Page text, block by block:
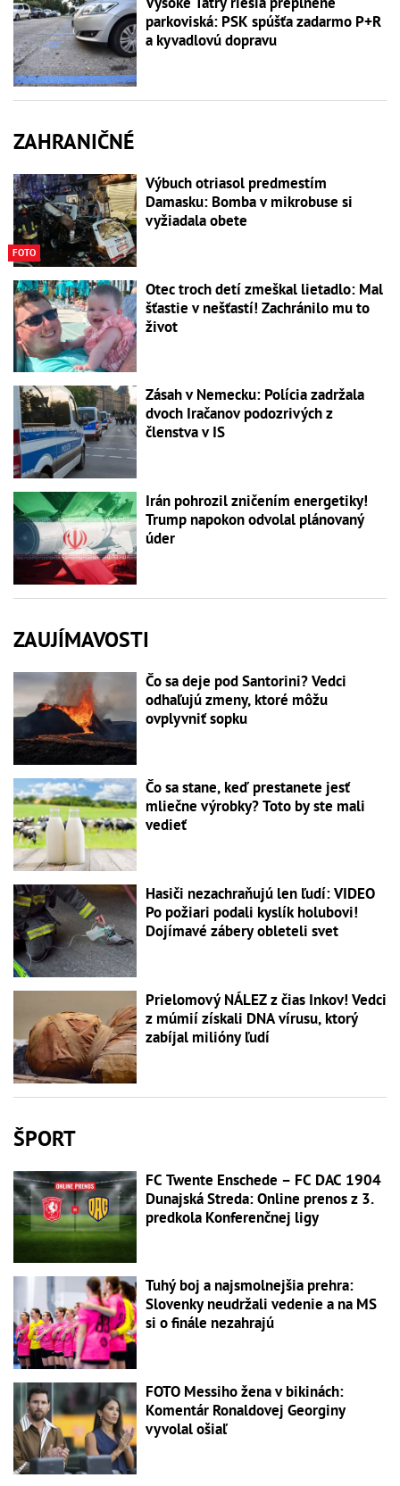
parkoviská: PSK spúšťa zadarmo P+R
a kyvadlovú dopravu
ZAHRANIČNÉ
FOTO
Výbuch otriasol predmestím
Damasku: Bomba v mikrobuse si
vyžiadala obete
Otec troch detí zmeškal lietadlo: Mal
šťastie v nešťastí! Zachránilo mu to
život
Zásah v Nemecku: Polícia zadržala
dvoch Iračanov podozrivých z
členstva v IS
Irán pohrozil zničením energetiky!
Trump napokon odvolal plánovaný
úder
ZAUJÍMAVOSTI
Čo sa deje pod Santorini? Vedci
odhaľujú zmeny, ktoré môžu
ovplyvniť sopku
Čo sa stane, keď prestanete jesť
mliečne výrobky? Toto by ste mali
vedieť
Hasiči nezachraňujú len ľudí: VIDEO
Po požiari podali kyslík holubovi!
Dojímavé zábery obleteli svet
Prielomový NÁLEZ z čias Inkov! Vedci
z múmií získali DNA vírusu, ktorý
zabíjal milióny ľudí
ŠPORT
FC Twente Enschede – FC DAC 1904
Dunajská Streda: Online prenos z 3.
predkola Konferenčnej ligy
Tuhý boj a najsmolnejšia prehra:
Slovenky neudržali vedenie a na MS
si o finále nezahrajú
FOTO Messiho žena v bikinách:
Komentár Ronaldovej Georginy
vyvolal ošiaľ